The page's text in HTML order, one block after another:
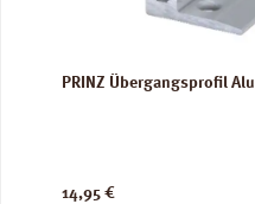
PRINZ Übergangsprofil
Regulärer Preis:
14,95 €